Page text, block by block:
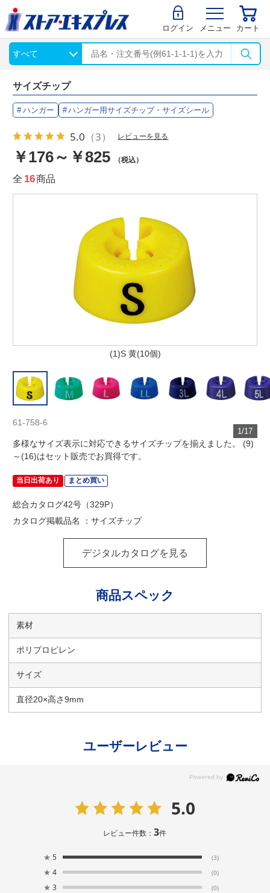
ログイン メニュー カート
サイズチップ
ハンガー ハンガー用サイズチップ・サイズシール
5.0 （3） レビューを見る
￥176～￥825 （税込）
全 16商品
(1)S 黄(10個)
1/17
61-758-6
多様なサイズ表示に対応できるサイズチップを揃えました。 (9)
～(16)はセット販売でお買得です。
当日出荷あり まとめ買い
総合カタログ42号（329P）
カタログ掲載品名 ：サイズチップ
デジタルカタログを見る
商品スペック
素材
ポリプロピレン
サイズ
直径20×高さ9mm
ユーザーレビュー
5.0
レビュー件数：3件
★ 5 (3)
★ 4 (0)
★ 3 (0)